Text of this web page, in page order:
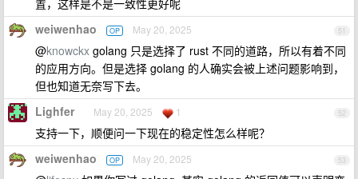
置，这样是不是一致性更好呢
51
weiwenhao OP May 20, 2025
@knowckx golang 只是选择了 rust 不同的道路，所以有着不同
的应用方向。但是选择 golang 的人确实会被上述问题影响到，
但也知道无奈写下去。
52
Lighfer May 20, 2025 1
支持一下，顺便问一下现在的稳定性怎么样呢？
53
weiwenhao OP May 20, 2025